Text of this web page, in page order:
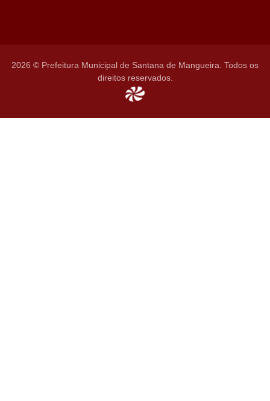
2026 © Prefeitura Municipal de Santana de Mangueira. Todos os
direitos reservados.